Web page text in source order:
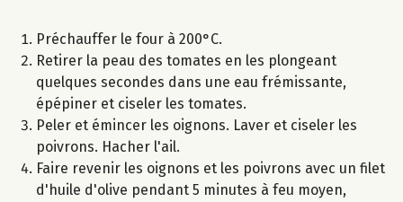
Préchauffer le four à 200°C.
Retirer la peau des tomates en les plongeant
quelques secondes dans une eau frémissante,
épépiner et ciseler les tomates.
Peler et émincer les oignons. Laver et ciseler les
poivrons. Hacher l'ail.
Faire revenir les oignons et les poivrons avec un filet
d'huile d'olive pendant 5 minutes à feu moyen,